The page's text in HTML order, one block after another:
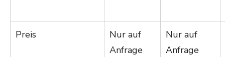
Preis
Nur auf
Anfrage
Nur auf
Anfrage